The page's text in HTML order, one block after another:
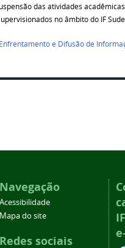
das atividades
no âmbito do IF
e Difusão de
Navegação
Acessibilidade
Mapa do site
Redes sociais